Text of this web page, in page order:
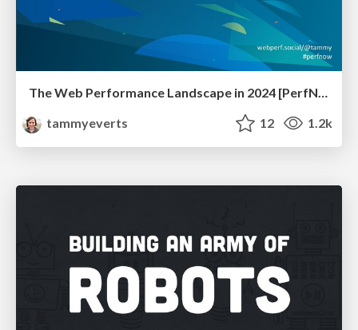
The Web Performance Landscape in 2024 [PerfNow 2024]
tammyeverts
12 1.2k